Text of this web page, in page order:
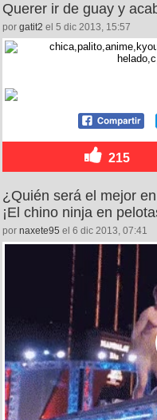
Querer ir de guay y
por gatit2 el 5 dic 2013, 15:57
215
¿Quién será el mejor
¡El chino ninja en
por naxete95 el 6 dic 2013, 07:41